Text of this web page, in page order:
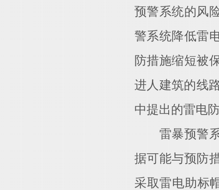
预警系统的风
警系统降低雷
防措施缩短被
进人建筑的线
中提出的雷电
雷暴预警系
据可能与预防
采取雷电助标